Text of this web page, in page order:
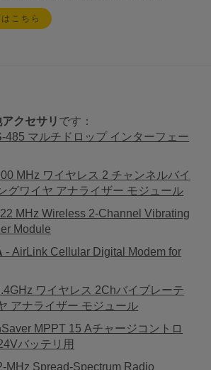
こちら
クセサリ です：
485 マルチドロップ インターフェー
MHz ワイヤレス 2 チャンネルバイ
グワイヤ アナライザー モジュール
MHz Wireless 2-Channel Vibrating
Module
- AirLink Cellular Digital Modem for
ワイヤレス 2Chバイブレーテ
アナライザー モジュール
MPPT 15 Aチャージコントロ
バッテリ用
MHz Spread-Spectrum Radio